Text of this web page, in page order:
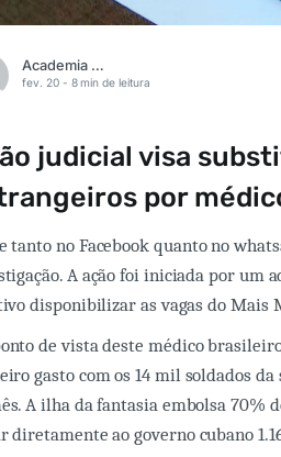
Academia Médica
fev. 20 - 8 min de leitura
judicial visa
por
tanto no Facebook quanto no
A ação foi iniciada por um
disponibilizar as vagas do Mais
de vista deste médico
gasto com os 14 mil soldados
A ilha da fantasia embolsa 70%
diretamente ao governo cubano